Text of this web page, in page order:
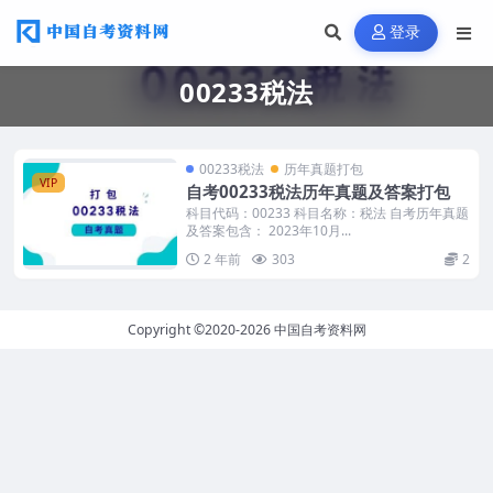
登录
00233税法
VIP
00233税法 历年真题打包
自考00233税法历年真题及答案打包
科目代码：00233 科目名称：税法 自考历年真题
及答案包含： 2023年10月...
2 年前
303 2
Copyright ©2020-2026中国自考资料网